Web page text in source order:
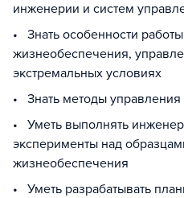
инженерии и систем
• Знать особенности
жизнеобеспечения,
экстремальных условиях
• Знать методы
• Уметь выполнять
эксперименты над
жизнеобеспечения
• Уметь разрабатывать